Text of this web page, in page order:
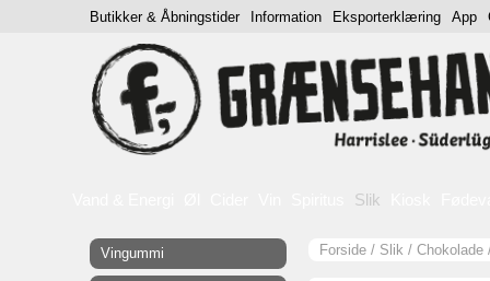
Slik
Forside / Slik / Chokolade
Vingummi
Butikker & Åbningstider Information Eksporterklæring App